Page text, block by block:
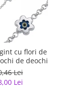
cu flori de
de deochi
Lei
Lei